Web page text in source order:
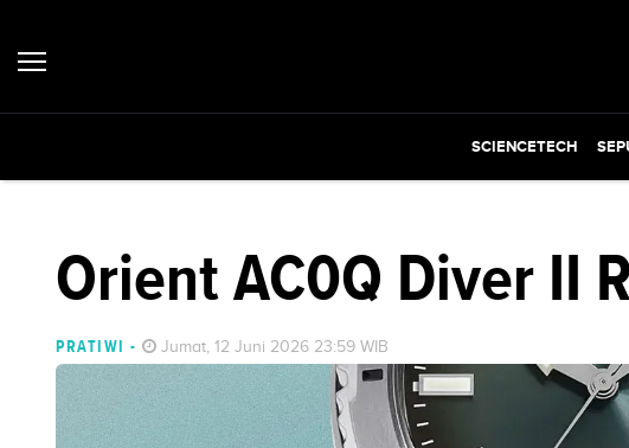
SCIENCETECH
Orient AC0Q Diver II
PRATIWI - Jumat, 12 Juni 2026 23:59 WIB